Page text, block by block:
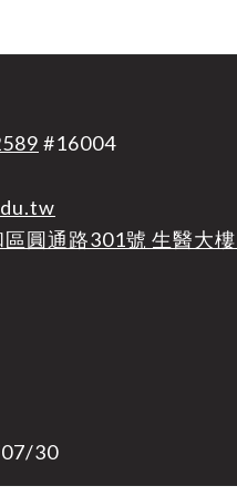
#16004
圓通路301號 生醫大
30